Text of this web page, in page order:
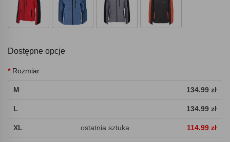
Dostępne opcje
Rozmiar
M 134.99 zł
L 134.99 zł
XL ostatnia sztuka 114.99 zł